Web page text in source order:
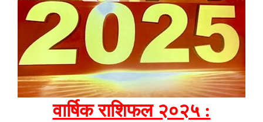
वार्षिक राशिफल २०२५ :